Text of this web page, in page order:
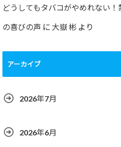
どうしてもタバコがやめれない
の喜びの声 に 大嶽 彬 より
アーカイブ
2026年7月
2026年6月